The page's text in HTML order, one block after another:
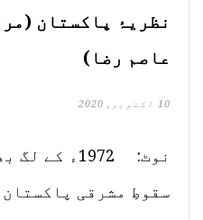
نظریۂ پاکستان
عاصم رضا)
10 اکتوبر, 2020
نوٹ: 1972ء
سقوطِ مشرقی پاکستان